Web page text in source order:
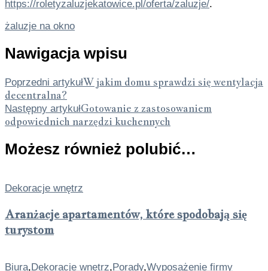
https://roletyzaluzjekatowice.pl/oferta/zaluzje/.
żaluzje na okno
Nawigacja wpisu
Poprzedni artykułW jakim domu sprawdzi się wentylacja
decentralna?
Następny artykułGotowanie z zastosowaniem
odpowiednich narzędzi kuchennych
Możesz również polubić…
Dekoracje wnętrz
Aranżacje apartamentów, które spodobają się
turystom
Biura,Dekoracje wnętrz,Porady,Wyposażenie firmy